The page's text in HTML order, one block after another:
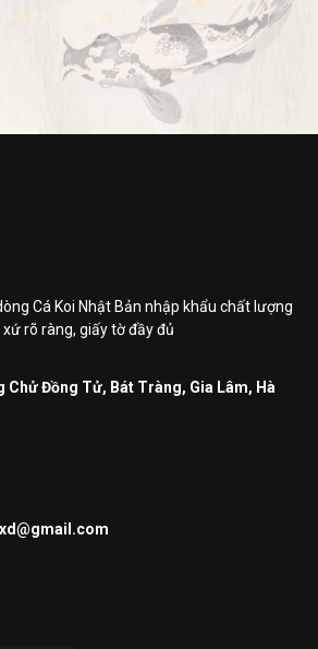
Cá Koi Nhật Bản nhập khẩu chất lượng
rõ ràng, giấy tờ đầy đủ
Chử Đồng Tử, Bát Tràng, Gia Lâm, Hà